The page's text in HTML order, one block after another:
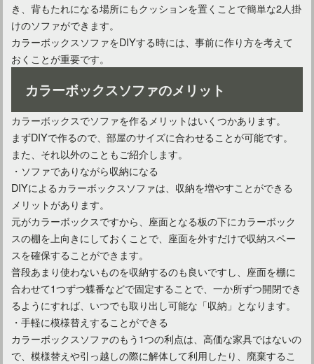
き、背もたれになる場所にもクッションを置くことで簡単な2人掛
けのソファができます。
カラーボックスソファをDIYする時には、事前に作り方を考えて
おくことが重要です。
カラーボックスソファのメリット
カラーボックスでソファを作るメリットはいくつかあります。
まずDIYで作るので、部屋のサイズに合わせることが可能です。
また、それ以外のこともご紹介します。
・ソファでありながら収納になる
DIYによるカラーボックスソファは、収納を増やすことができる
メリットがあります。
元がカラーボックスですから、座面となる板の下にカラーボック
スの棚を上向きにしておくことで、座面を外すだけで収納スペー
スを確保することができます。
普段あまり使わないものを収納するのも良いですし、座面を棚に
合わせて1つずつ蝶番などで固定することで、一か所ずつ開閉でき
るようにすれば、いつでも取り出し可能な「収納」となります。
・手軽に模様替えすることができる
カラーボックスソファのもう1つの利点は、高価な家具ではないの
で、模様替えや引っ越しの際に解体して利用したり、廃棄するこ